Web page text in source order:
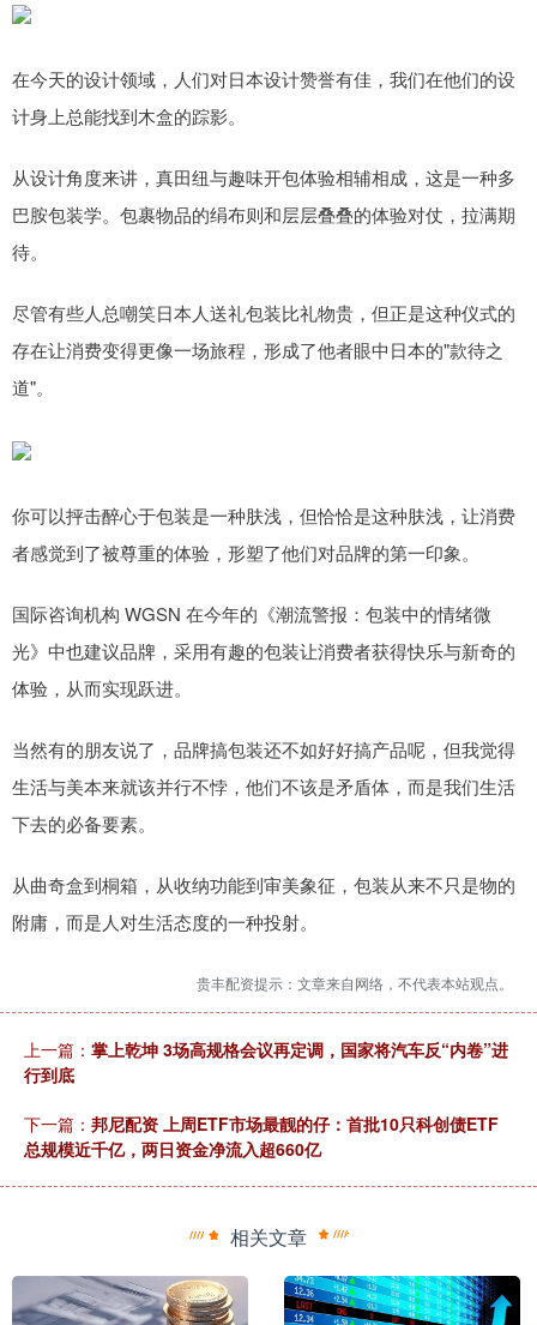
在今天的设计领域，人们对日本设计赞誉有佳，我们在他们的设
计身上总能找到木盒的踪影。
从设计角度来讲，真田纽与趣味开包体验相辅相成，这是一种多
巴胺包装学。包裹物品的绢布则和层层叠叠的体验对仗，拉满期
待。
尽管有些人总嘲笑日本人送礼包装比礼物贵，但正是这种仪式的
存在让消费变得更像一场旅程，形成了他者眼中日本的"款待之
道"。
你可以抨击醉心于包装是一种肤浅，但恰恰是这种肤浅，让消费
者感觉到了被尊重的体验，形塑了他们对品牌的第一印象。
国际咨询机构 WGSN 在今年的《潮流警报：包装中的情绪微
光》中也建议品牌，采用有趣的包装让消费者获得快乐与新奇的
体验，从而实现跃进。
当然有的朋友说了，品牌搞包装还不如好好搞产品呢，但我觉得
生活与美本来就该并行不悖，他们不该是矛盾体，而是我们生活
下去的必备要素。
从曲奇盒到桐箱，从收纳功能到审美象征，包装从来不只是物的
附庸，而是人对生活态度的一种投射。
贵丰配资提示：文章来自网络，不代表本站观点。
上一篇： 掌上乾坤 3场高规格会议再定调，国家将汽车反“内卷”进
行到底
下一篇： 邦尼配资 上周ETF市场最靓的仔：首批10只科创债ETF
总规模近千亿，两日资金净流入超660亿
相关文章